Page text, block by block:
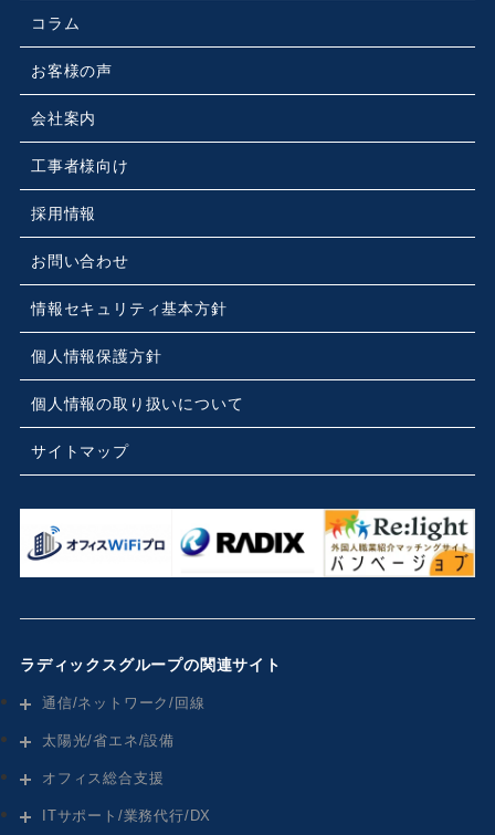
コラム
お客様の声
会社案内
工事者様向け
採用情報
お問い合わせ
情報セキュリティ基本方針
個人情報保護方針
個人情報の取り扱いについて
サイトマップ
ラディックスグループの関連サイト
通信/ネットワーク/回線
太陽光/省エネ/設備
オフィス総合支援
ITサポート/業務代行/DX